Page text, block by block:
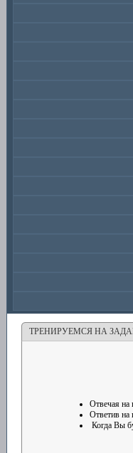
ТРЕНИРУЕМСЯ НА
Отвечая на
Ответив на
Когда Вы